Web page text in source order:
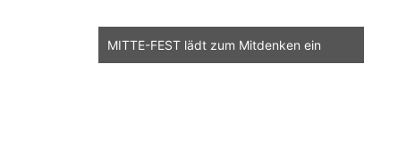
MITTE-FEST lädt zum Mitdenken ein